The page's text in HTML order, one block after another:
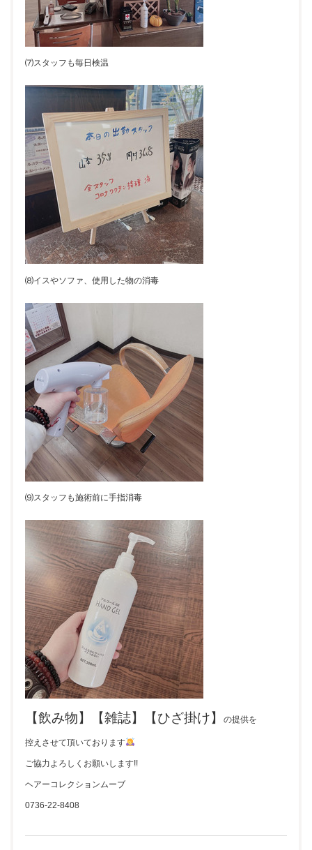
⑺スタッフも毎日検温
⑻イスやソファ、使用した物の消毒
⑼スタッフも施術前に手指消毒
【飲み物】【雑誌】【ひざ掛け】の提供を
控えさせて頂いております
ご協力よろしくお願いします!!
ヘアーコレクションムーブ
0736-22-8408